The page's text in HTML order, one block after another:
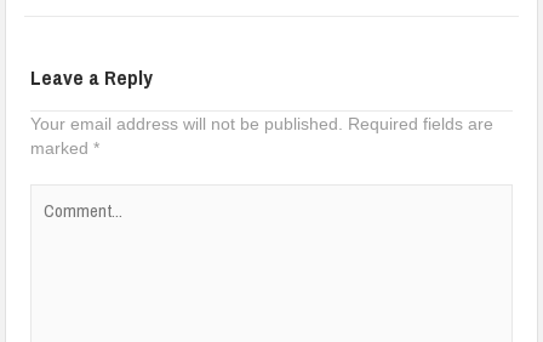
Leave a Reply
Your email address will not be published.
Required fields are
marked*